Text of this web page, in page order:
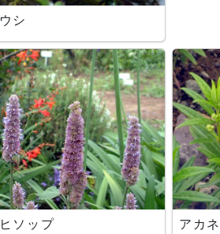
シ
ソップ アカ